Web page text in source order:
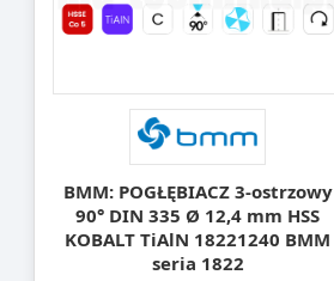
BMM: POGŁĘBIACZ 3-ostrzowy
90° DIN 335 Ø 12,4 mm HSS
KOBALT TiAlN 18221240 BMM
seria 1822